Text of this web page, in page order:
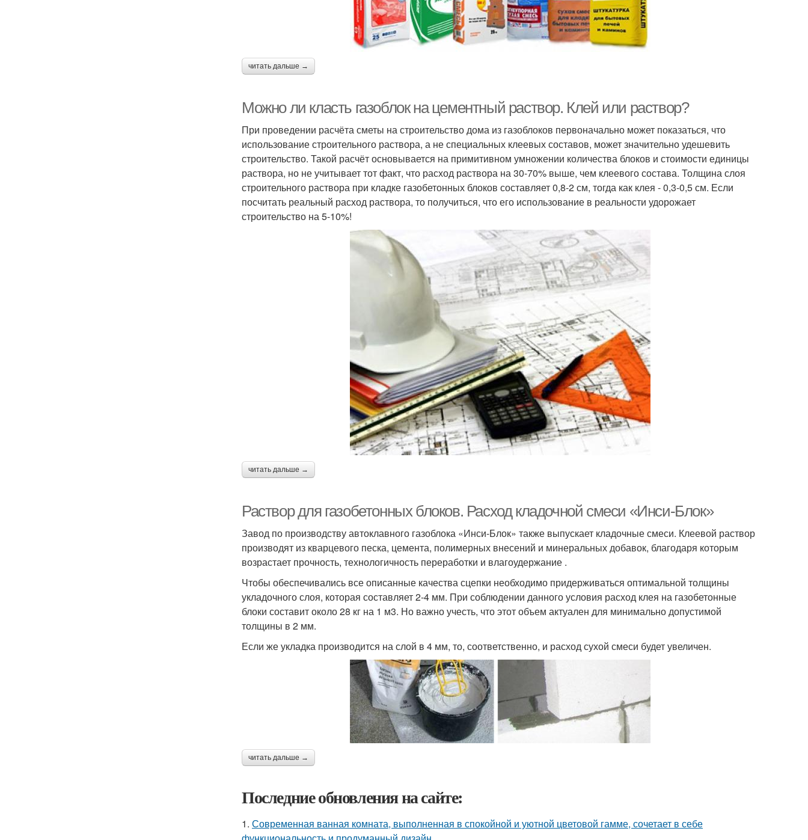
читать дальше →
Можно ли класть газоблок на цементный раствор. Клей или раствор?
При проведении расчёта сметы на строительство дома из газоблоков первоначально может показаться, что
использование строительного раствора, а не специальных клеевых составов, может значительно удешевить
строительство. Такой расчёт основывается на примитивном умножении количества блоков и стоимости единицы
раствора, но не учитывает тот факт, что расход раствора на 30-70% выше, чем клеевого состава. Толщина слоя
строительного раствора при кладке газобетонных блоков составляет 0,8-2 см, тогда как клея - 0,3-0,5 см. Если
посчитать реальный расход раствора, то получиться, что его использование в реальности удорожает
строительство на 5-10%!
читать дальше →
Раствор для газобетонных блоков. Расход кладочной смеси «Инси-Блок»
Завод по производству автоклавного газоблока «Инси-Блок» также выпускает кладочные смеси. Клеевой раствор
производят из кварцевого песка, цемента, полимерных внесений и минеральных добавок, благодаря которым
возрастает прочность, технологичность переработки и влагоудержание .
Чтобы обеспечивались все описанные качества сцепки необходимо придерживаться оптимальной толщины
укладочного слоя, которая составляет 2-4 мм. При соблюдении данного условия расход клея на газобетонные
блоки составит около 28 кг на 1 м3. Но важно учесть, что этот объем актуален для минимально допустимой
толщины в 2 мм.
Если же укладка производится на слой в 4 мм, то, соответственно, и расход сухой смеси будет увеличен.
читать дальше →
Последние обновления на сайте:
1. Современная ванная комната, выполненная в спокойной и уютной цветовой гамме, сочетает в себе